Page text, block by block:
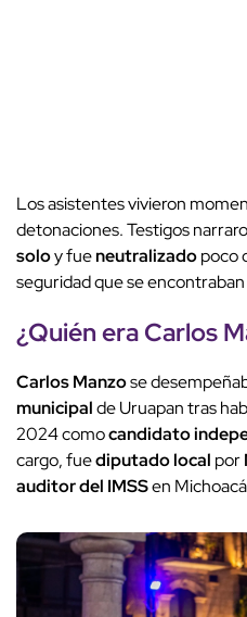
Los asistentes vivieron
detonaciones. Testigos
soloy fueneutralizadopoco
seguridad que se encontraban
¿Quién eraCarlos
Carlos Manzose
municipalde Uruapan tras
2024 comocandidato
cargo, fuediputado local por
auditor del IMSSen